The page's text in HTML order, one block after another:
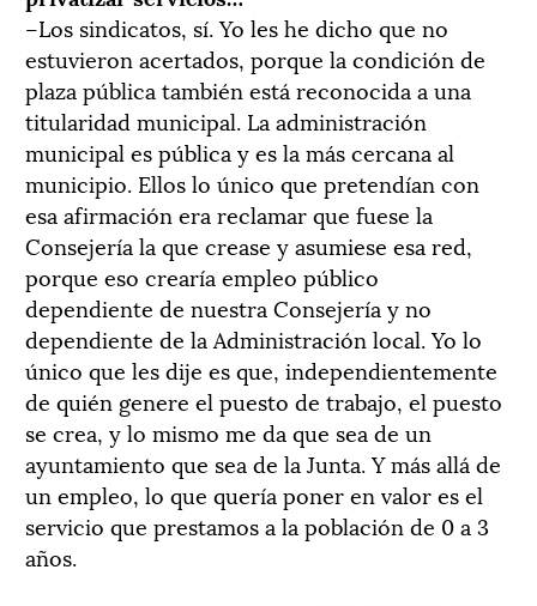
–Los sindicatos, sí. Yo les he dicho que no
estuvieron acertados, porque la condición de
plaza pública también está reconocida a una
titularidad municipal. La administración
municipal es pública y es la más cercana al
municipio. Ellos lo único que pretendían con
esa afirmación era reclamar que fuese la
Consejería la que crease y asumiese esa red,
porque eso crearía empleo público
dependiente de nuestra Consejería y no
dependiente de la Administración local. Yo lo
único que les dije es que, independientemente
de quién genere el puesto de trabajo, el puesto
se crea, y lo mismo me da que sea de un
ayuntamiento que sea de la Junta. Y más allá de
un empleo, lo que quería poner en valor es el
servicio que prestamos a la población de 0 a 3
años.